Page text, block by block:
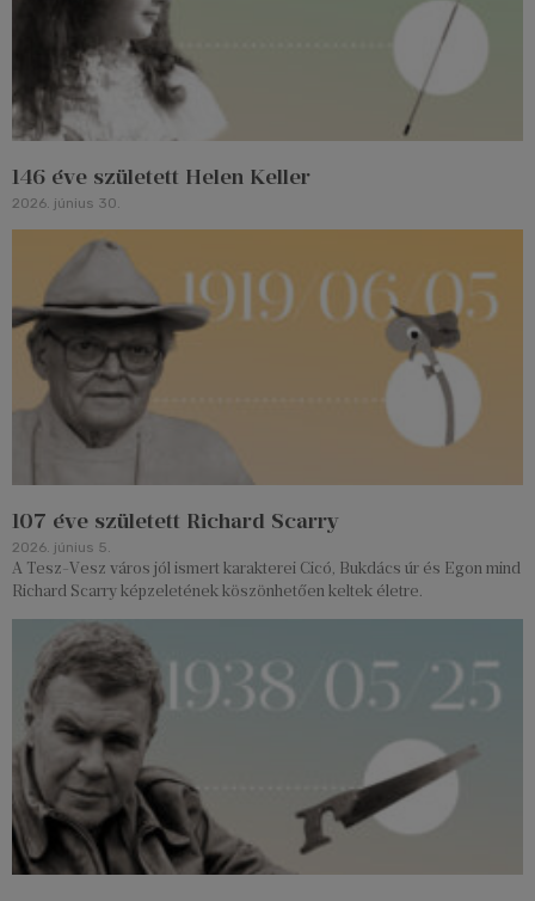
146 éve született Helen Keller
2026. június 30.
107 éve született Richard Scarry
2026. június 5.
A Tesz-Vesz város jól ismert karakterei Cicó, Bukdács úr és Egon mind
Richard Scarry képzeletének köszönhetően keltek életre.